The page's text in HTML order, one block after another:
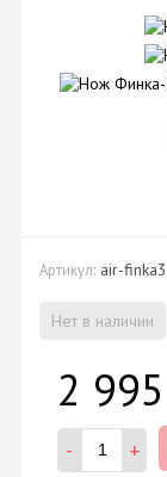
Артикул: air-
Нет в наличии
2 995
- +